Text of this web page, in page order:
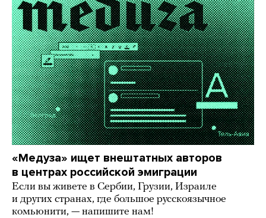
«Медуза» ищет внештатных авторов
в центрах российской эмиграции
Если вы живете в Сербии, Грузии, Израиле
и других странах, где большое русскоязычное
комьюнити, — напишите нам!